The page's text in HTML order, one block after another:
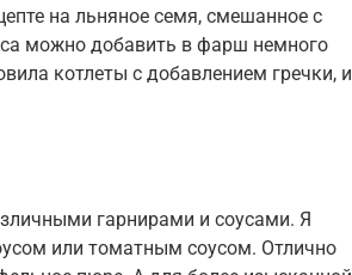
на льняное семя, смешанное с
можно добавить в фарш немного
котлеты с добавлением гречки, и
гарнирами и соусами. Я
или томатным соусом. Отлично